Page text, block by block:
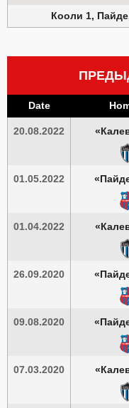
Кооли 1,
Date
20.08.2022
01.05.2022
01.04.2022
26.09.2020
09.08.2020
07.03.2020